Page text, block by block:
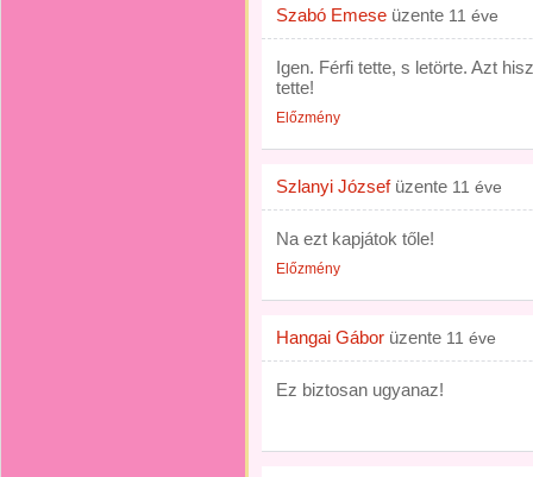
Szabó Emese üzente 11 éve
Igen. Férfi tette, s letörte. Azt
tette!
Előzmény
Szlanyi Józsefüzente 11 éve
Na ezt kapjátok tőle!
Előzmény
Hangai Gábor üzente 11 éve
Ez biztosan ugyanaz!